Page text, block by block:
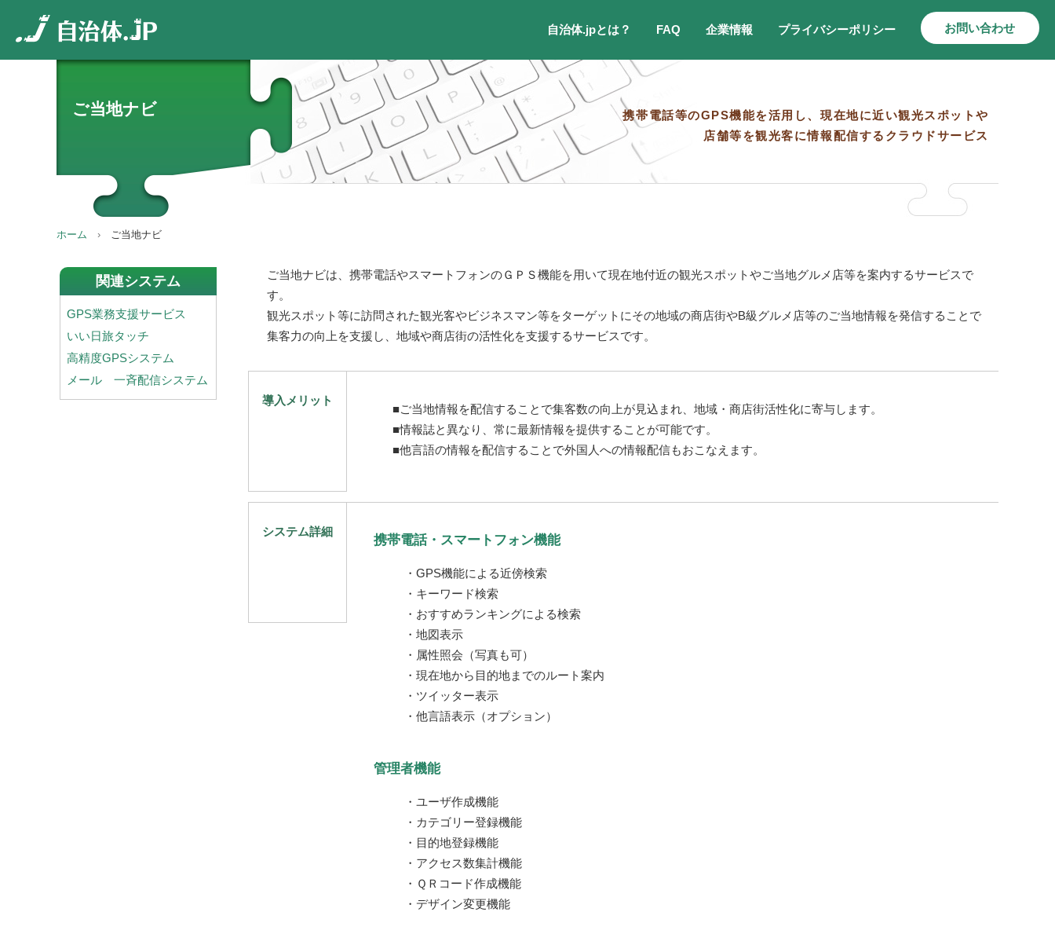
自治体.jpとは？ FAQ 企業情報 プライバシーポリシー お問い合わせ
ご当地ナビ
携帯電話等のGPS機能を活用し、現在地に近い観光スポットや
店舗等を観光客に情報配信するクラウドサービス
ホーム ご当地ナビ
関連システム
GPS業務支援サービス
いい日旅タッチ
高精度GPSシステム
メール 一斉配信システム
ご当地ナビは、携帯電話やスマートフォンのＧＰＳ機能を用いて現在地付近の観光スポットやご当地グルメ店等を案内するサービスで
す。
観光スポット等に訪問された観光客やビジネスマン等をターゲットにその地域の商店街やB級グルメ店等のご当地情報を発信することで
集客力の向上を支援し、地域や商店街の活性化を支援するサービスです。
導入メリット
■ご当地情報を配信することで集客数の向上が見込まれ、地域・商店街活性化に寄与します。
■情報誌と異なり、常に最新情報を提供することが可能です。
■他言語の情報を配信することで外国人への情報配信もおこなえます。
システム詳細
携帯電話・スマートフォン機能
・GPS機能による近傍検索
・キーワード検索
・おすすめランキングによる検索
・地図表示
・属性照会（写真も可）
・現在地から目的地までのルート案内
・ツイッター表示
・他言語表示（オプション）
管理者機能
・ユーザ作成機能
・カテゴリー登録機能
・目的地登録機能
・アクセス数集計機能
・ＱＲコード作成機能
・デザイン変更機能